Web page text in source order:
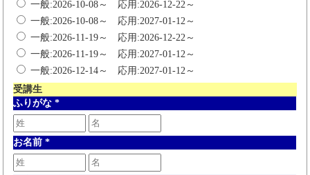
一般:2026-10-08～ 応用:2026-12-22～
一般:2026-10-08～ 応用:2027-01-12～
一般:2026-11-19～ 応用:2026-12-22～
一般:2026-11-19～ 応用:2027-01-12～
一般:2026-12-14～ 応用:2027-01-12～
受講生
ふりがな *
お名前 *